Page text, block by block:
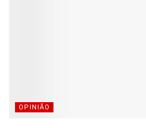
OPINIÃO